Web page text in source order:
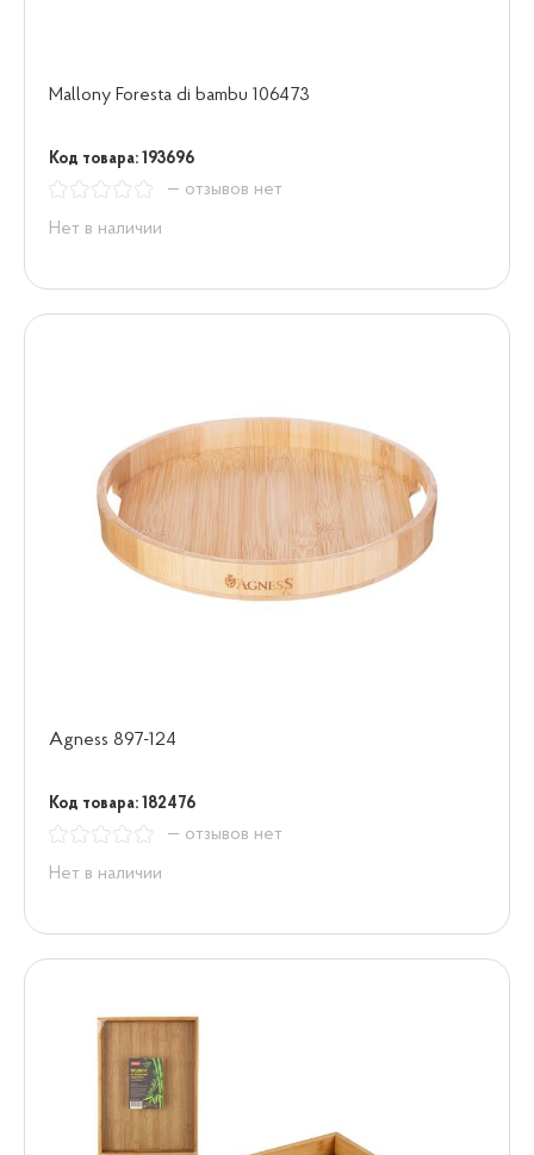
Mallony Foresta di bambu 106473
Код товара: 193696
— отзывов нет
Нет в наличии
Agness 897-124
Код товара: 182476
— отзывов нет
Нет в наличии